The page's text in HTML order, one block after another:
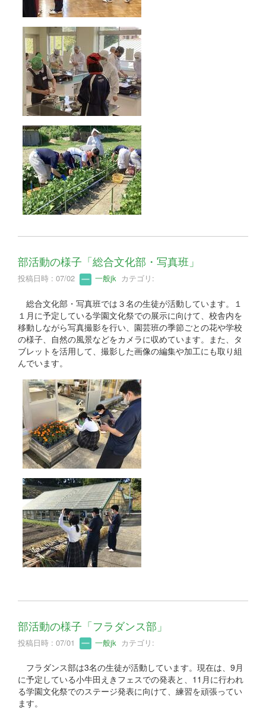
部活動の様子「総合文化部・写真班」
投稿日時 : 07/02 一般jk カテゴリ:
総合文化部・写真班では３名の生徒が活動しています。１
１月に予定している学園文化祭での展示に向けて、校舎内を
移動しながら写真撮影を行い、園芸班の季節ごとの花や学校
の様子、自然の風景などをカメラに収めています。また、タ
ブレットを活用して、撮影した画像の編集や加工にも取り組
んでいます。
部活動の様子「フラダンス部」
投稿日時 : 07/01 一般jk カテゴリ:
フラダンス部は3名の生徒が活動しています。現在は、9月
に予定している小牛田えきフェスでの発表と、11月に行われ
る学園文化祭でのステージ発表に向けて、練習を頑張ってい
ます。